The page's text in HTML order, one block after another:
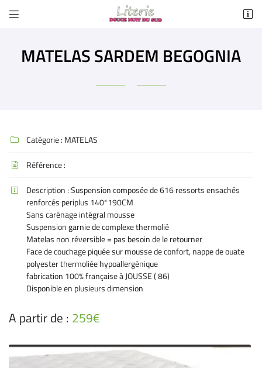
 
3 AVENUE DE SAINTE CROIX
09 86 42 82 06
Recopier le code ci-contre
Rafraîchir le captcha
En cochant cette case, vous consentez à recevoir nos propositions commerciales à
l'adresse email indiqué ci-dessus. Vous pouvez vous désinscrire à tout moment en
Inscription
MATELAS SARDEM BEGOGNIA
 Catégorie : MATELAS
 Référence :
 Description :Suspension composée de 616 ressorts ensachés
renforcés periplus 140*190CM
Sans carénage intégral mousse
Suspension garnie de complexe thermolié
Matelas non réversible = pas besoin de le retourner
Face de couchage piquée sur mousse de confort, nappe de ouate
polyester thermoliée hypoallergénique
fabrication 100% française à JOUSSE ( 86)
Disponible en plusieurs dimension
A partir de : 259€